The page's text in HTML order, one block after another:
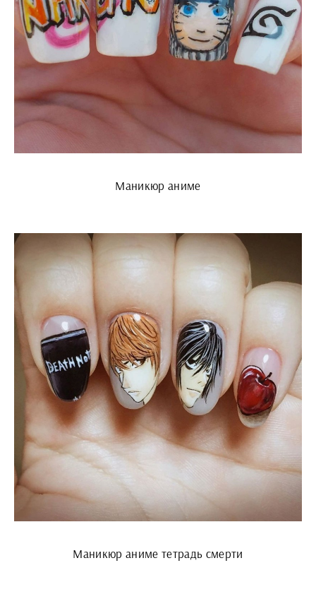
Маникюр аниме
Маникюр аниме тетрадь смерти